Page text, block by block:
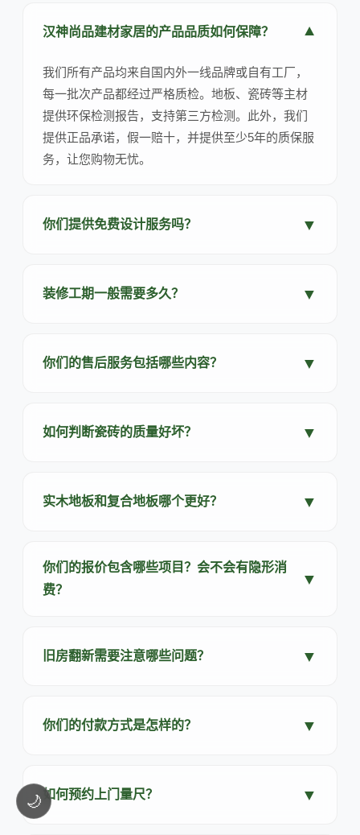
汉神尚品建材家居的产品品质如何保障？ ▼
我们所有产品均来自国内外一线品牌或自有工厂，
每一批次产品都经过严格质检。地板、瓷砖等主材
提供环保检测报告，支持第三方检测。此外，我们
提供正品承诺，假一赔十，并提供至少5年的质保服
务，让您购物无忧。
你们提供免费设计服务吗？ ▼
装修工期一般需要多久？ ▼
你们的售后服务包括哪些内容？ ▼
如何判断瓷砖的质量好坏？ ▼
实木地板和复合地板哪个更好？ ▼
你们的报价包含哪些项目？会不会有隐形消
费？
▼
旧房翻新需要注意哪些问题？ ▼
你们的付款方式是怎样的？ ▼
如何预约上门量尺？ ▼
🌙